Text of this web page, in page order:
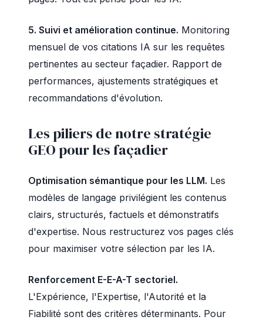
5. Suivi et amélioration continue. Monitoring
mensuel de vos citations IA sur les requêtes
pertinentes au secteur façadier. Rapport de
performances, ajustements stratégiques et
recommandations d'évolution.
Les piliers de notre stratégie
GEO pour les façadier
Optimisation sémantique pour les LLM. Les
modèles de langage privilégient les contenus
clairs, structurés, factuels et démonstratifs
d'expertise. Nous restructurez vos pages clés
pour maximiser votre sélection par les IA.
Renforcement E-E-A-T sectoriel.
L'Expérience, l'Expertise, l'Autorité et la
Fiabilité sont des critères déterminants. Pour